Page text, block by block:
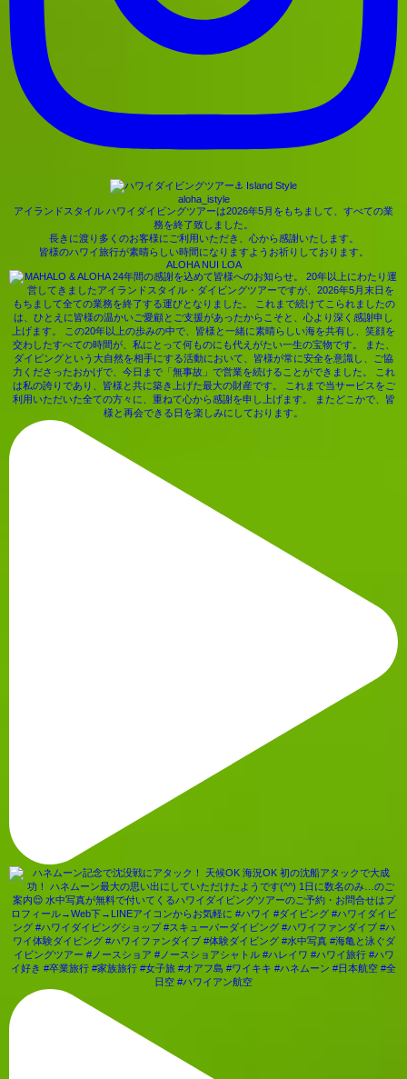
aloha_istyle
アイランドスタイル ハワイダイビングツアーは2026年5月をもちまして、すべての業
務を終了致しました。
長きに渡り多くのお客様にご利用いただき、心から感謝いたします。
皆様のハワイ旅行が素晴らしい時間になりますようお祈りしております。
ALOHA NUI LOA